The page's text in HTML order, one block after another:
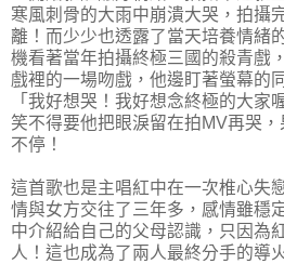
寒風刺骨的大雨中崩潰大哭，拍攝
離！而少少也透露了當天培養情緒
機看著當年拍攝終極三國的殺青戲
戲裡的一場吻戲，他邊盯著螢幕的
「我好想哭！我好想念終極的大家
笑不得要他把眼淚留在拍MV再哭
不停！
這首歌也是主唱紅中在一次椎心失
情與女方交往了三年多，感情雖穩
中介紹給自己的父母認識，只因為
人！這也成為了兩人最終分手的導